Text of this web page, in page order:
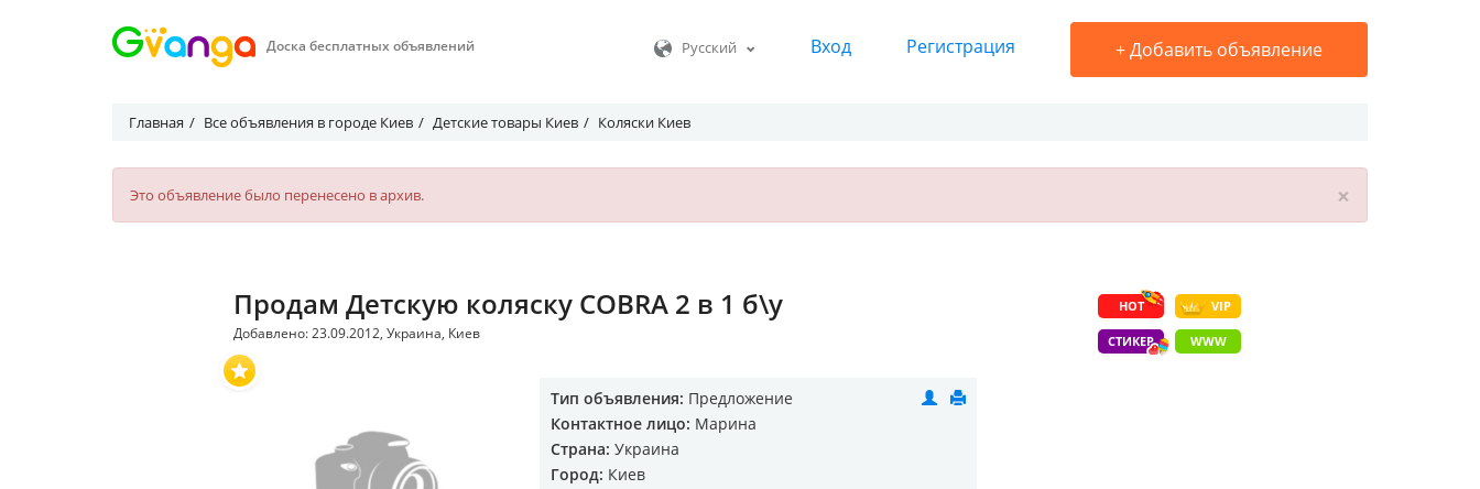
Доска бесплатных объявлений Русский Вход Регистрация +Добавить объявление
Главная Все объявления в городе Киев Детские товары Киев Коляски Киев
×
Это объявление было перенесено в архив.
HOT VIP
СТИКЕР WWW
Продам Детскую коляску COBRA 2 в 1 б\у
Добавлено: 23.09.2012, Украина, Киев
Тип объявления: Предложение
Контактное лицо: Марина
Страна: Украина
Город: Киев